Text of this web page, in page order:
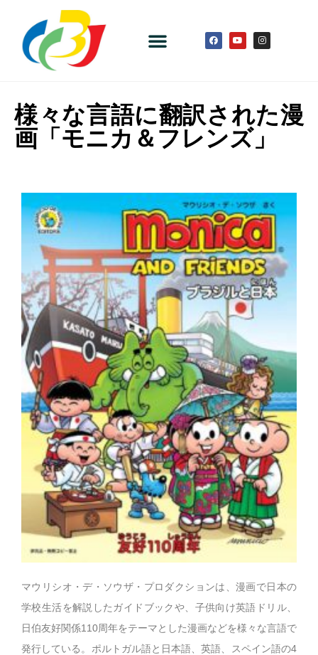
様々な言語に翻訳された漫
画「モニカ＆フレンズ」
マウリシオ・デ・ソウザ・プロダクションは、漫画で日本の
学校生活を解説したガイドブックや、子供向け英語ドリル、
日伯友好関係110周年をテーマとした漫画などを様々な言語で
発行している。ポルトガル語と日本語、英語、スペイン語の4